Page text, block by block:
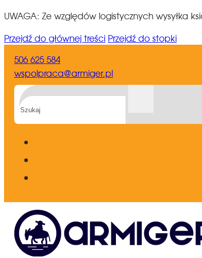
UWAGA: Ze względów logistycznych wysyłka
Przejdź do głównej treści Przejdź do stopki
506 625 584
wspolpraca@armiger.pl
Szukaj